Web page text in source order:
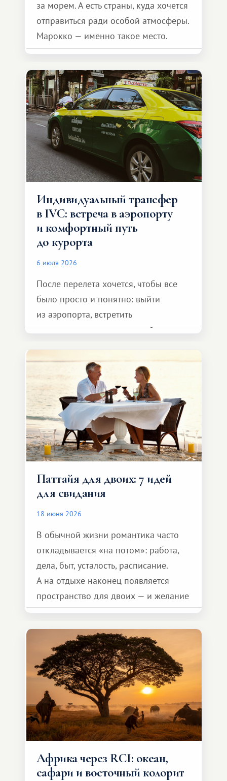
за морем. А есть страны, куда хочется
отправиться ради особой атмосферы.
Марокко — именно такое место.
Индивидуальный трансфер
в IVC: встреча в аэропорту
и комфортный путь
до курорта
6 июля 2026
После перелета хочется, чтобы все
было просто и понятно: выйти
из аэропорта, встретить
представителя транспортной
и спокойно доехать до курорта.
Паттайя для двоих: 7 идей
для свидания
18 июня 2026
В обычной жизни романтика часто
откладывается «на потом»: работа,
дела, быт, усталость, расписание.
А на отдыхе наконец появляется
пространство для двоих — и желание
сделать для близкого человека что-то
особенное. Не обязательно
масштабное, но тёплое
и запоминающееся :)
Африка через RCI: океан,
сафари и восточный колорит